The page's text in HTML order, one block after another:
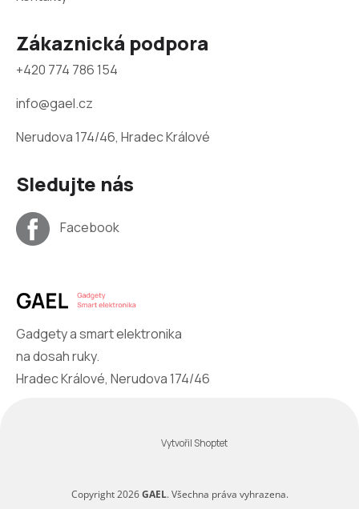
Zákaznická podpora
+420 774 786 154
info@gael.cz
Nerudova 174/46, Hradec Králové
Sledujte nás
Facebook
Gadgety a smart elektronika
na dosah ruky.
Hradec Králové, Nerudova 174/46
Vytvořil Shoptet
Copyright 2026GAEL. Všechna práva vyhrazena.